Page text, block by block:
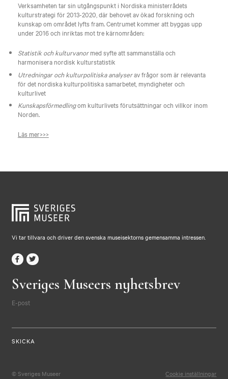
Verksamheten tar sin utgångspunkt i Nordiska ministerrådets
kulturstrategi för 2013-2020, där behovet av ökad forskning och
kunskap om området lyfts fram. Centrumet kommer att byggas upp
under 2016 och inriktas mot tre kärnområden:
Statistik och kulturvanormed syfte att sammanställa och
harmonisera nordisk kulturstatistik
Utredningar och kulturpolitiska analyserav frågor som är relevanta
för det nordiska kulturpolitiska samarbetet, myndigheter och
kulturlivet
Kunskapsförmedlingom kulturlivets förutsättningar och villkor inom
Norden.
Läs mer>>>
Vi tar tillvara och driver den svenska museisektorns gemensamma intressen.
Sveriges Museers nyhetsbrev
E-post
© Sveriges Museer Cookie inställningar